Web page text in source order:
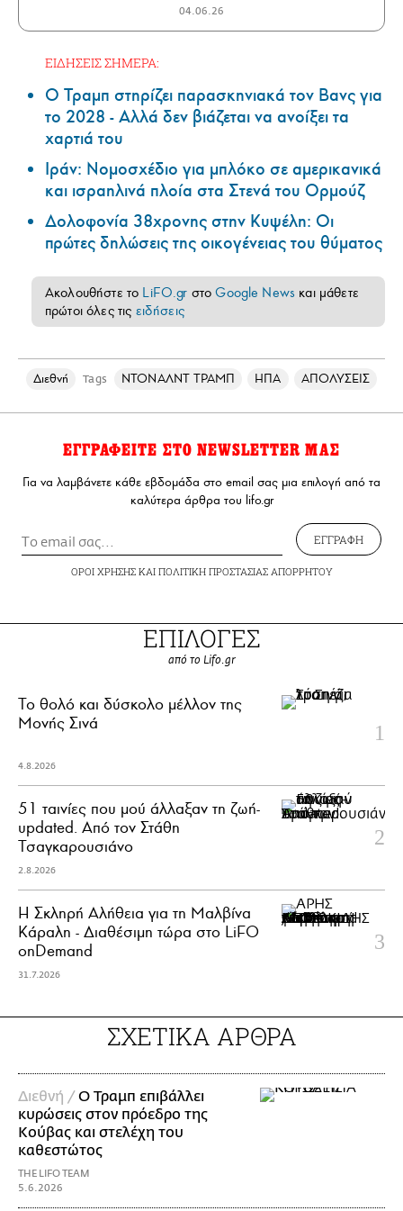
04.06.26
ΕΙΔΗΣΕΙΣ ΣΗΜΕΡΑ:
Ο Τραμπ στηρίζει παρασκηνιακά τον Βανς για
το 2028 - Αλλά δεν βιάζεται να ανοίξει τα
χαρτιά του
Ιράν: Νομοσχέδιο για μπλόκο σε αμερικανικά
και ισραηλινά πλοία στα Στενά του Ορμούζ
Δολοφονία 38χρονης στην Κυψέλη: Οι
πρώτες δηλώσεις της οικογένειας του θύματος
Ακολουθήστε το LiFO.gr στοGoogle News και μάθετε
πρώτοι όλες τις ειδήσεις
Διεθνή Tags ΝΤΟΝΑΛΝΤ ΤΡΑΜΠ ΗΠΑ ΑΠΟΛΥΣΕΙΣ
ΕΓΓΡΑΦΕΙΤΕ ΣΤΟ NEWSLETTER ΜΑΣ
Για να λαμβάνετε κάθε εβδομάδα στο email σας μια επιλογή από τα
καλύτερα άρθρα του lifo.gr
ΕΓΓΡΑΦΗ
ΟΡΟΙ ΧΡΗΣΗΣΚΑΙ ΠΟΛΙΤΙΚΗ ΠΡΟΣΤΑΣΙΑΣ ΑΠΟΡΡΗΤΟΥ
ΕΠΙΛΟΓΕΣ
από το Lifo.gr
Το θολό και δύσκολο μέλλον της
Μονής Σινά
4.8.2026
51 ταινίες που μού άλλαξαν τη ζωή-
updated. Aπό τον Στάθη
Τσαγκαρουσιάνο
2.8.2026
Η Σκληρή Αλήθεια για τη Μαλβίνα
Κάραλη - Διαθέσιμη τώρα στo LiFO
onDemand
31.7.2026
ΣΧΕΤΙΚΑ ΑΡΘΡΑ
Διεθνή /Ο Τραμπ επιβάλλει
κυρώσεις στον πρόεδρο της
Κούβας και στελέχη του
καθεστώτος
THE LIFO TEAM
5.6.2026